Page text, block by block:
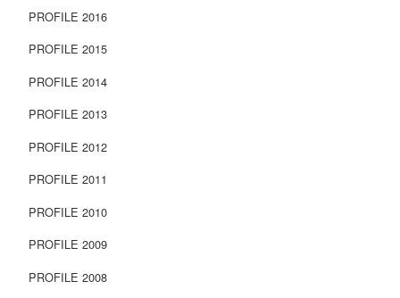
PROFILE 2016
PROFILE 2015
PROFILE 2014
PROFILE 2013
PROFILE 2012
PROFILE 2011
PROFILE 2010
PROFILE 2009
PROFILE 2008